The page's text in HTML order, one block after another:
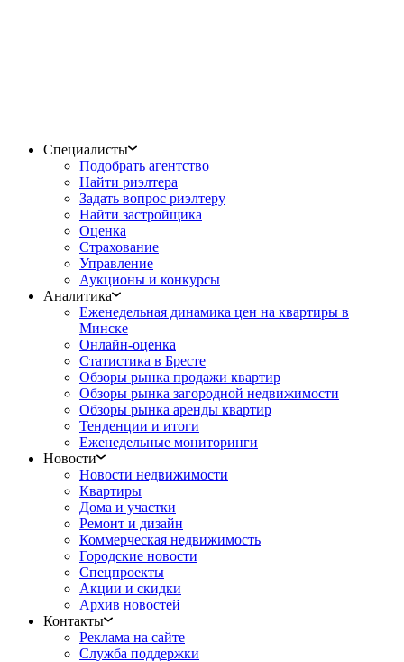
Специалисты
Подобрать агентство
Найти риэлтера
Задать вопрос риэлтеру
Найти застройщика
Оценка
Страхование
Управление
Аукционы и конкурсы
Аналитика
Еженедельная динамика цен на квартиры в
Минске
Онлайн-оценка
Статистика в Бресте
Обзоры рынка продажи квартир
Обзоры рынка загородной недвижимости
Обзоры рынка аренды квартир
Тенденции и итоги
Еженедельные мониторинги
Новости
Новости недвижимости
Квартиры
Дома и участки
Ремонт и дизайн
Коммерческая недвижимость
Городские новости
Спецпроекты
Акции и скидки
Архив новостей
Контакты
Реклама на сайте
Служба поддержки